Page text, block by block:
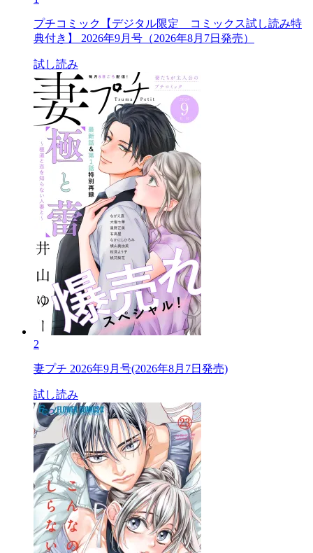
プチコミック【デジタル限定 コミックス試し読み特
典付き】 2026年9月号（2026年8月7日発売）
試し読み
2
妻プチ 2026年9月号(2026年8月7日発売)
試し読み